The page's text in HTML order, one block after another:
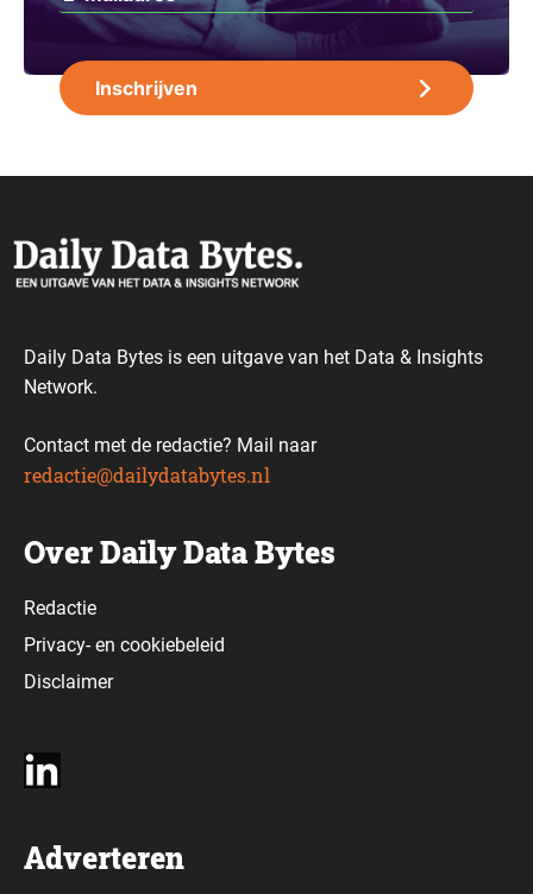
Daily Data Bytes is een uitgave van het Data & Insights
Network.
Contact met de redactie? Mail naar
redactie@dailydatabytes.nl
Over Daily Data Bytes
Redactie
Privacy-en cookiebeleid
Disclaimer
Adverteren